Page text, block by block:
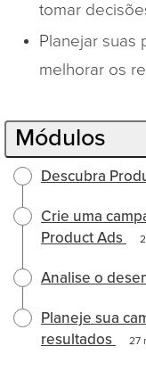
tomar
Planejar suas
melhorar os
Módulos
Descubra
Crie uma
Product Ads
Analise o
Planeje sua
resultados
27